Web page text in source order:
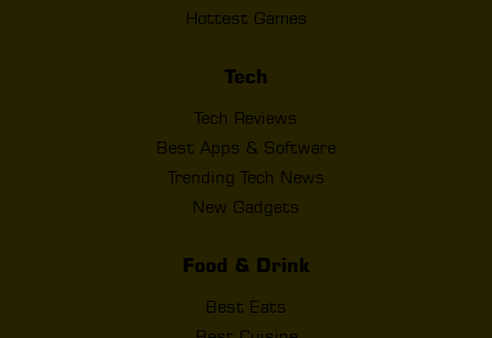
Hottest Games
Tech
Tech Reviews
Best Apps & Software
Trending Tech News
New Gadgets
Food & Drink
Best Eats